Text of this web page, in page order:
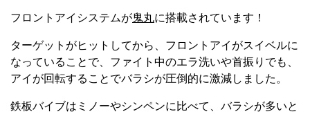
フロントアイシステムが鬼丸に搭載されています！
ターゲットがヒットしてから、フロントアイがスイベルに
なっていることで、ファイト中のエラ洗いや首振りでも、
アイが回転することでバラシが圧倒的に激減しました。
鉄板バイブはミノーやシンペンに比べて、バラシが多いと